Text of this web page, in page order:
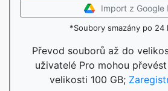
Import z Google
*Soubory smazány po 24
Převod souborů až do
uživatelé Pro mohou
velikosti 100 GB;